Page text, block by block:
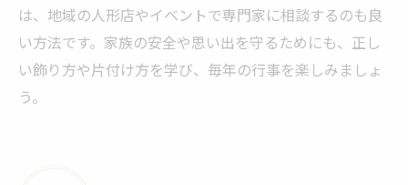
は、地域の人形店やイベントで専門家に相談するのも良
い方法です。家族の安全や思い出を守るためにも、正し
い飾り方や片付け方を学び、毎年の行事を楽しみましょ
う。